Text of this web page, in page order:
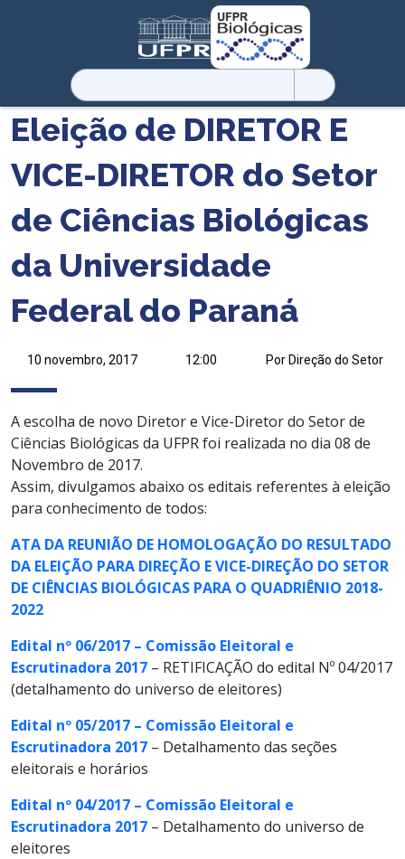
Pesquisar
por:
Eleição de DIRETOR E
VICE-DIRETOR do Setor
de Ciências Biológicas
da Universidade
Federal do Paraná
10 novembro, 2017 12:00 Por Direção do Setor
A escolha de novo Diretor e Vice-Diretor do Setor de
Ciências Biológicas da UFPR foi realizada no dia 08 de
Novembro de 2017.
Assim, divulgamos abaixo os editais referentes à eleição
para conhecimento de todos:
ATA DA REUNIÃO DE HOMOLOGAÇÃO DO RESULTADO
DA ELEIÇÃO PARA DIREÇÃO E VICE-DIREÇÃO DO SETOR
DE CIÊNCIAS BIOLÓGICAS PARA O QUADRIÊNIO 2018-
2022
Edital nº 06/2017 – Comissão Eleitoral e
Escrutinadora 2017 – RETIFICAÇÃO do edital Nº 04/2017
(detalhamento do universo de eleitores)
Edital nº 05/2017 – Comissão Eleitoral e
Escrutinadora 2017 – Detalhamento das seções
eleitorais e horários
Edital nº 04/2017 – Comissão Eleitoral e
Escrutinadora 2017 – Detalhamento do universo de
eleitores